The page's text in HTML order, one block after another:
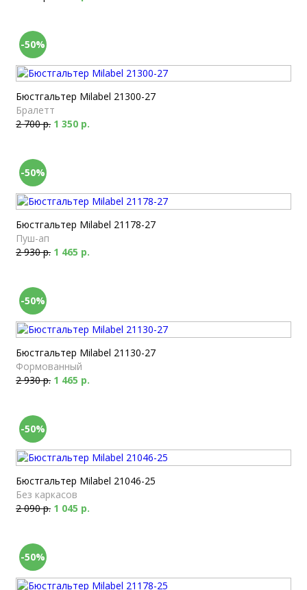
-50%
Бюстгальтер Milabel 21300-27
Бралетт
2 700 р. 1 350 р.
-50%
Бюстгальтер Milabel 21178-27
Пуш-ап
2 930 р. 1 465 р.
-50%
Бюстгальтер Milabel 21130-27
Формованный
2 930 р. 1 465 р.
-50%
Бюстгальтер Milabel 21046-25
Без каркасов
2 090 р. 1 045 р.
-50%